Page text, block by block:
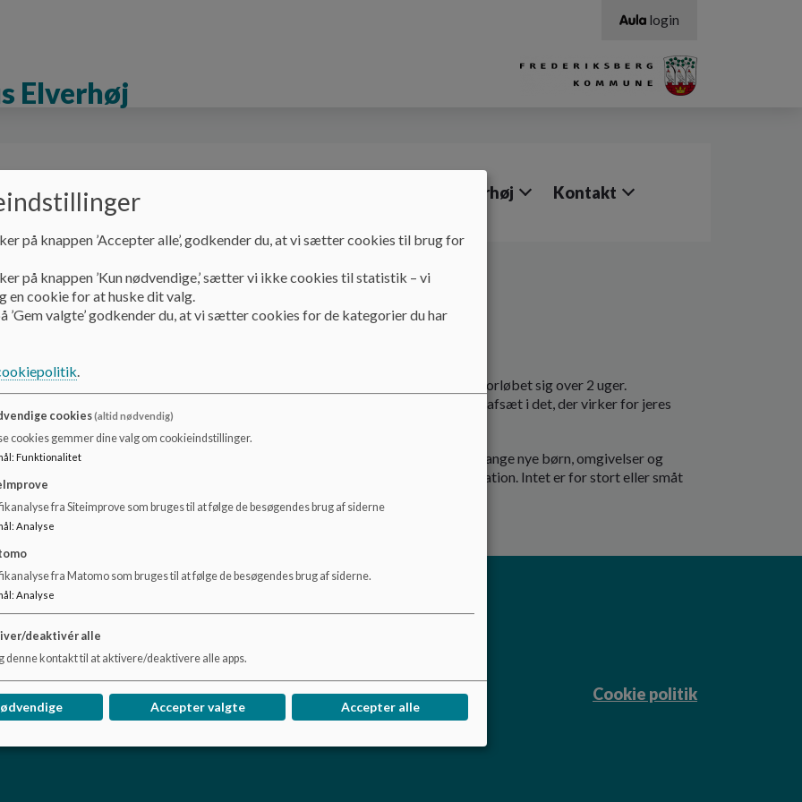
Elverhøj
login
Til nye forældre Job i Elverhøj Kontakt
Til nye forældre Indkøring
Indkøring
Indkøringer er lige så forskellige som børn, i de fleste tilfælde strækker forløbet sig over 2 uger.
Indkøringen sker i tæt samarbejde med jer forældre, og sammen tager vi afsæt i det, der virker for jeres
barn.
At starte i institution er en stor forandring for jeres barn (og jer), der er mange nye børn, omgivelser og
rutiner at forholde sig til, derfor er det vigtigt, at vi har en god kommunikation. Intet er for stort eller småt
C
Cookie politik
på knappen ’Accepter alle’, godkender du, at vi sætter cookies til brug for
på knappen ’Kun nødvendige,’ sætter vi ikke cookies til statistik – vi
en cookie for at huske dit valg.
’Gem valgte’ godkender du, at vi sætter cookies for de kategorier du har
.
cookies(altid nødvendig)
cookies gemmer dine valg om cookieindstillinger.
: Funktionalitet
fra Siteimprove som bruges til at følge de besøgendes brug af siderne
: Analyse
fra Matomo som bruges til at følge de besøgendes brug af siderne.
: Analyse
deaktivér alle
denne kontakt til at aktivere/deaktivere alle apps.
Accepter valgte Accepter alle